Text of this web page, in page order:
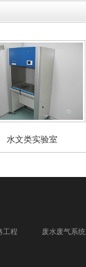
水文类实验室
工程 废水废气系统